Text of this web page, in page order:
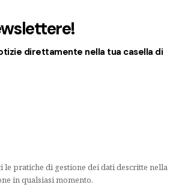
direttamente nella tua casella di
le pratiche di gestione dei dati descritte nella
in qualsiasi momento.